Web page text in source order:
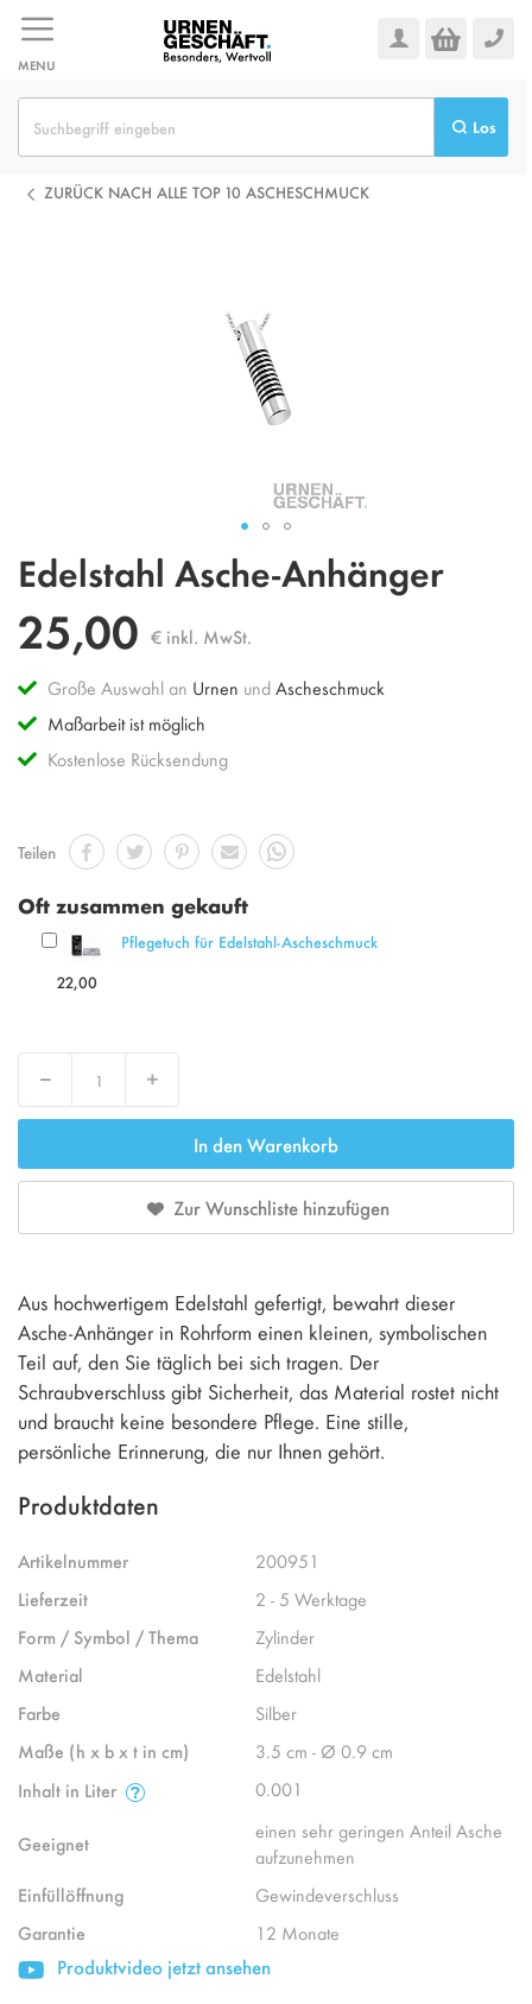
Inhalt
springen
MENU
Los
ZURÜCK NACH ALLE TOP 10 ASCHESCHMUCK
Anfang
Bildgalerie
springen
Edelstahl Asche-Anhänger
25,00 € inkl. MwSt.
Große Auswahl an Urnen undAscheschmuck
Maßarbeit ist möglich
Kostenlose Rücksendung
Teilen
Oft zusammen gekauft
Pflegetuch für Edelstahl-Ascheschmuck
22,00
Decrease Increase
In den Warenkorb
Zur Wunschliste hinzufügen
Aus hochwertigem Edelstahl gefertigt, bewahrt dieser
Asche-Anhänger in Rohrform einen kleinen, symbolischen
Teil auf, den Sie täglich bei sich tragen. Der
Schraubverschluss gibt Sicherheit, das Material rostet nicht
und braucht keine besondere Pflege. Eine stille,
persönliche Erinnerung, die nur Ihnen gehört.
Produktdaten
Artikelnummer
200951
Lieferzeit
2 - 5 Werktage
Form / Symbol / Thema
Zylinder
Material
Edelstahl
Farbe
Silber
Maße (h x b x t in cm)
3.5 cm - Ø 0.9 cm
Inhalt in Liter
0.001
Geeignet
einen sehr geringen Anteil Asche
aufzunehmen
Einfüllöffnung
Gewindeverschluss
Garantie
12 Monate
Produktvideo jetzt ansehen